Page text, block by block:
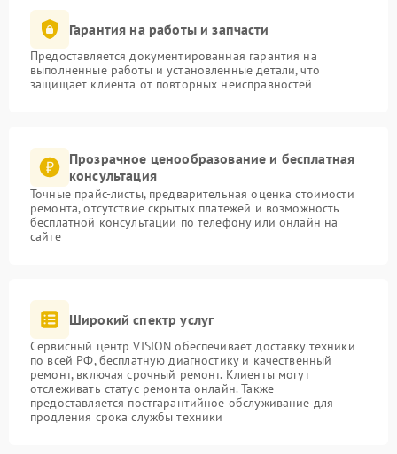
Гарантия на работы и запчасти
Предоставляется документированная гарантия на
выполненные работы и установленные детали, что
защищает клиента от повторных неисправностей
Прозрачное ценообразование и бесплатная
консультация
Точные прайс-листы, предварительная оценка стоимости
ремонта, отсутствие скрытых платежей и возможность
бесплатной консультации по телефону или онлайн на
сайте
Широкий спектр услуг
Сервисный центр VISION обеспечивает доставку техники
по всей РФ, бесплатную диагностику и качественный
ремонт, включая срочный ремонт. Клиенты могут
отслеживать статус ремонта онлайн. Также
предоставляется постгарантийное обслуживание для
продления срока службы техники